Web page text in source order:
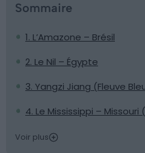
Sommaire
1. L’Amazone – Brésil
2. Le Nil – Égypte
3. Yangzi Jiang (Fleuve
4. Le Mississippi –
Voir plus